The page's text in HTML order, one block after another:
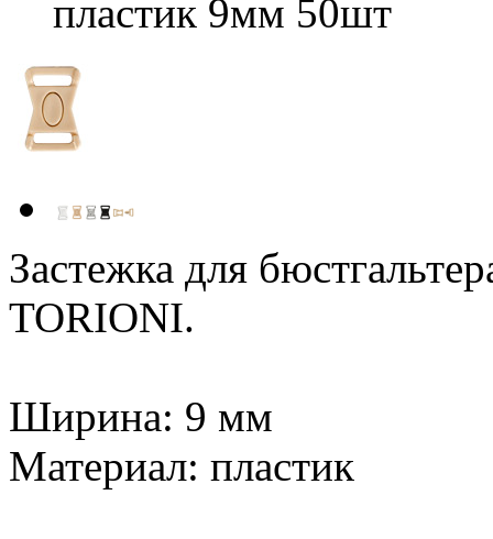
пластик 9мм 50шт
Застежка для
TORIONI.
Ширина: 9 мм
Материал: пластик